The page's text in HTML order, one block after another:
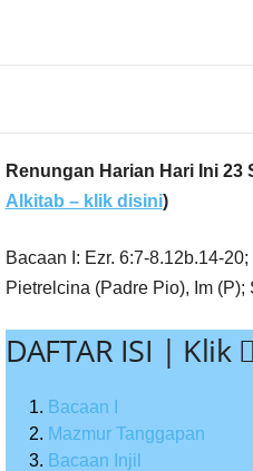
Renungan Harian Hari Ini 23
Alkitab – klik disini)
Bacaan I: Ezr. 6:7-8.12b.14-
Pietrelcina (Padre Pio), Im (P);
DAFTAR ISI | Klik
Bacaan I
Mazmur Tanggapan
Bacaan Injil